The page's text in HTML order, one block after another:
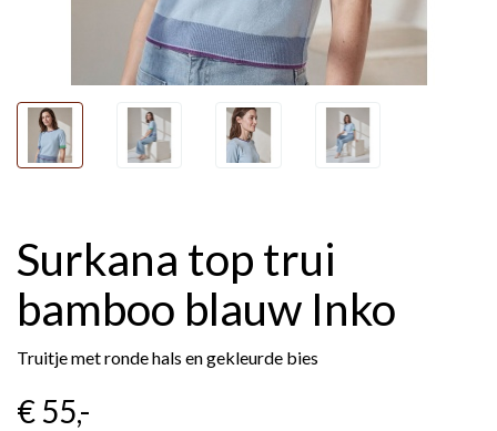
Surkana top trui
bamboo blauw Inko
Truitje met ronde hals en gekleurde bies
€ 55,-